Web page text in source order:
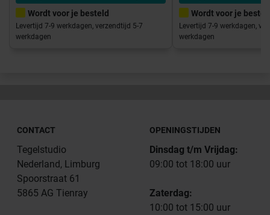
Wordt voor je besteld
Levertijd 7-9 werkdagen, verzendtijd 5-7
werkdagen
Wordt voor je
Levertijd 7-9 werkdagen,
werkdagen
CONTACT
Tegelstudio
Nederland, Limburg
Spoorstraat 61
5865 AG Tienray
OPENINGSTIJDEN
Dinsdag t/m Vrijdag:
09:00 tot 18:00 uur
Zaterdag:
10:00 tot 15:00 uur